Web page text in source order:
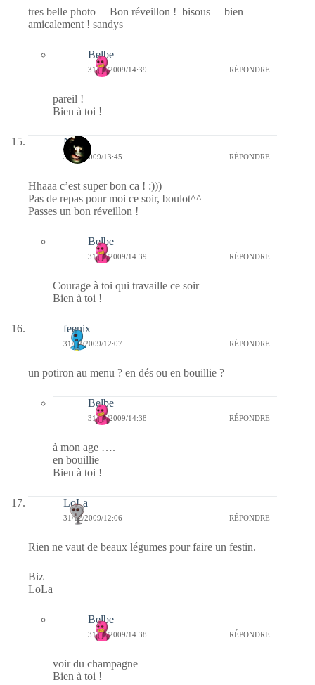
tres belle photo – Bon réveillon ! bisous – bien
amicalement ! sandys
Belbe
31/12/2009/14:39 RÉPONDRE
pareil !
Bien à toi !
Nova
31/12/2009/13:45 RÉPONDRE
Hhaaa c’est super bon ca ! :)))
Pas de repas pour moi ce soir, boulot^^
Passes un bon réveillon !
Belbe
31/12/2009/14:39 RÉPONDRE
Courage à toi qui travaille ce soir
Bien à toi !
feenix
31/12/2009/12:07 RÉPONDRE
un potiron au menu ? en dés ou en bouillie ?
Belbe
31/12/2009/14:38 RÉPONDRE
à mon age ….
en bouillie
Bien à toi !
LoLa
31/12/2009/12:06 RÉPONDRE
Rien ne vaut de beaux légumes pour faire un festin.
Biz
LoLa
Belbe
31/12/2009/14:38 RÉPONDRE
voir du champagne
Bien à toi !